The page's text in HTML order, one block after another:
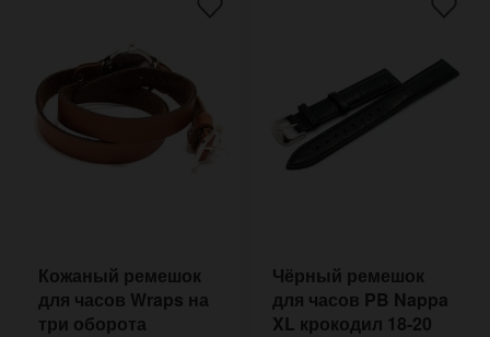
Кожаный ремешок
для часов Wraps на
три оборота
Чёрный ремешок
для часов PB Nappa
XL крокодил 18-20